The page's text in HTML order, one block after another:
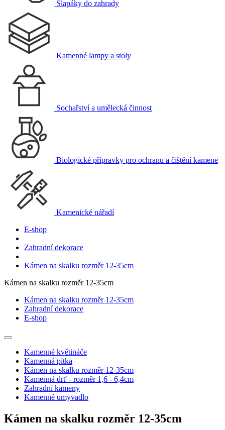
Šlapáky do zahrady
Kamenné lampy a stoly
Sochařství a umělecká činnost
Biologické přípravky pro ochranu a čištění kamene
Kamenické nářadí
E-shop
Zahradní dekorace
Kámen na skalku rozměr 12-35cm
Kámen na skalku rozměr 12-35cm
Kámen na skalku rozměr 12-35cm
Zahradní dekorace
E-shop
Kamenné květináče
Kamenná pítka
Kámen na skalku rozměr 12-35cm
Kamenná drť - rozměr 1,6 - 6,4cm
Zahradní kameny
Kamenné umyvadlo
Kámen na skalku rozměr 12-35cm